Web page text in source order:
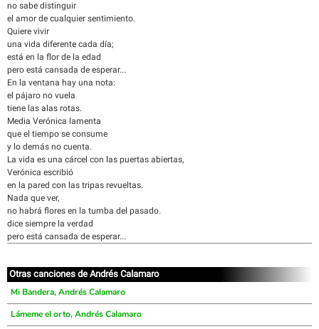
no sabe distinguir
el amor de cualquier sentimiento.
Quiere vivir
una vida diferente cada día;
está en la flor de la edad
pero está cansada de esperar...
En la ventana hay una nota:
el pájaro no vuela
tiene las alas rotas.
Media Verónica lamenta
que el tiempo se consume
y lo demás no cuenta.
La vida es una cárcel con las puertas abiertas,
Verónica escribió
en la pared con las tripas revueltas.
Nada que ver,
no habrá flores en la tumba del pasado.
dice siempre la verdad
pero está cansada de esperar...
Otras canciones de Andrés Calamaro
Mi Bandera, Andrés Calamaro
Lámeme el orto, Andrés Calamaro